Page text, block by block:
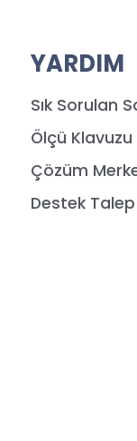
YARDIM
Sık Sorulan
Ölçü Klavuzu
Çözüm
Destek